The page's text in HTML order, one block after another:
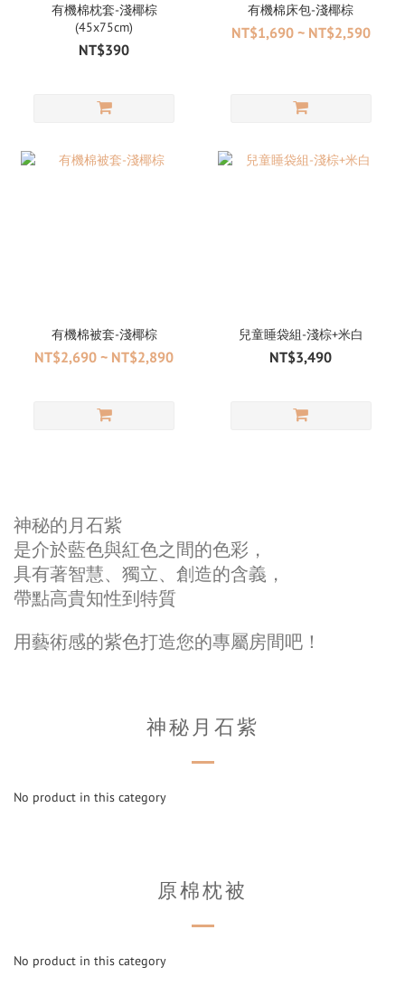
有機棉枕套-淺椰棕
(45x75cm)
NT$390
有機棉床包-淺椰棕
NT$1,690 ~ NT$2,590
有機棉被套-淺椰棕
NT$2,690 ~ NT$2,890
兒童睡袋組-淺棕+米白
NT$3,490
神秘的月石紫
是介於藍色與紅色之間的色彩，
具有著智慧、獨立、創造的含義​，
帶點高貴知性到特質
用藝術感的紫色打造您的專屬房間吧！
神秘月石紫
No product in this category
原棉枕被
No product in this category